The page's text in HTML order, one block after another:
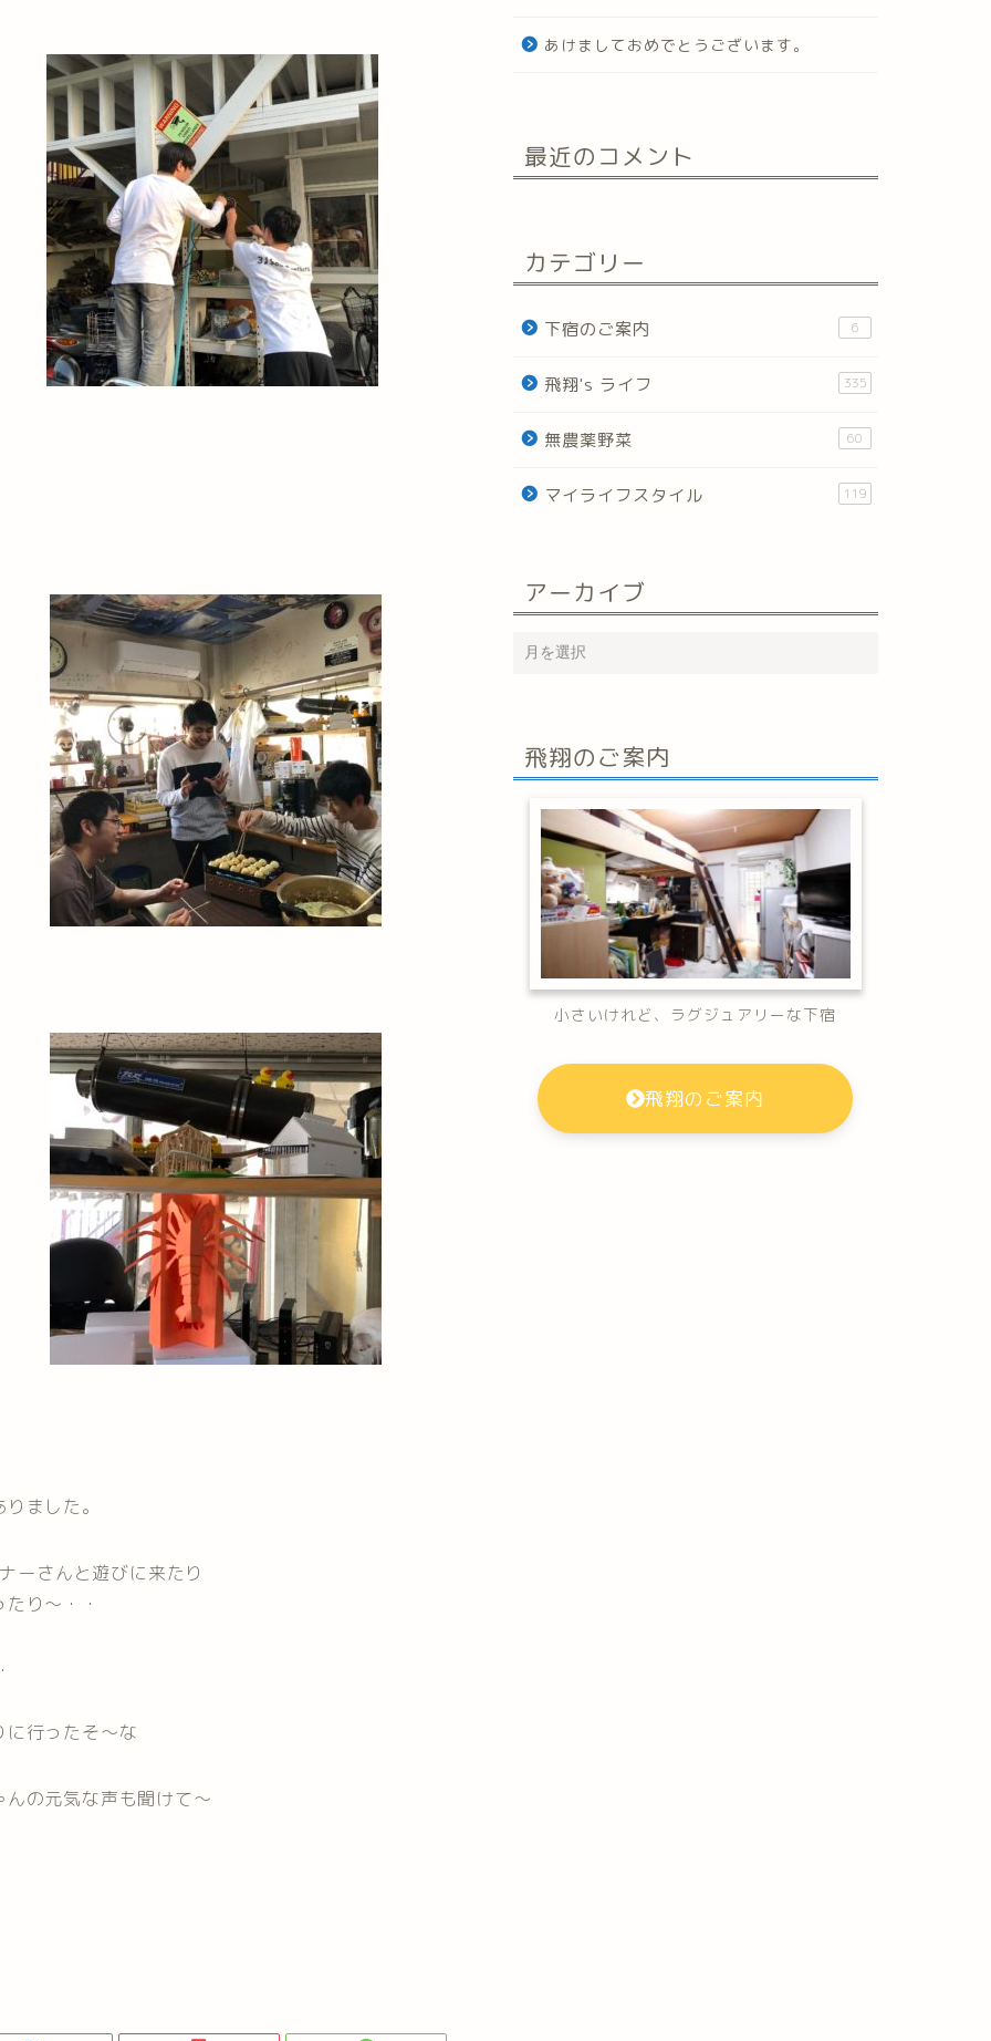
ました。
ーさんと遊びに来たり
り～・・
行ったそ～な
の元気な声も聞けて～
あけましておめでとうございます。
最近のコメント
カテゴリー
下宿のご案内 6
飛翔's ライフ 335
無農薬野菜 60
マイライフスタイル 119
アーカイブ
飛翔のご案内
小さいけれど、ラグジュアリーな下宿
飛翔のご案内